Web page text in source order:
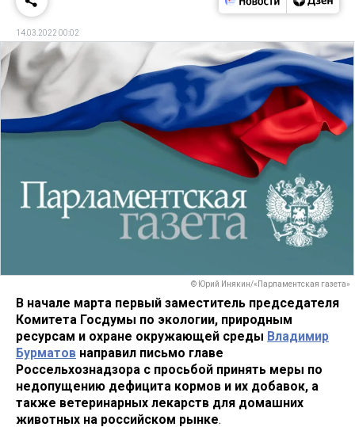
14.03.2022 00:02
© Юрий Инякин/«Парламентская газета»
В начале марта первый заместитель председателя
Комитета Госдумы по экологии, природным
ресурсам и охране окружающей среды​ Владимир
Бурматов направил письмо главе
Россельхознадзора с просьбой принять меры по
недопущению дефицита кормов и их добавок, а
также ветеринарных лекарств для домашних
животных на российском рынке.